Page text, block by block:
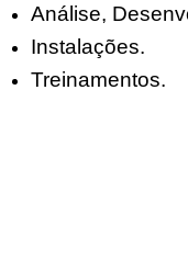
Análise,
Instalações.
Treinamentos.